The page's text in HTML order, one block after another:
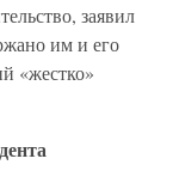
заявил
им и его
«жестко»